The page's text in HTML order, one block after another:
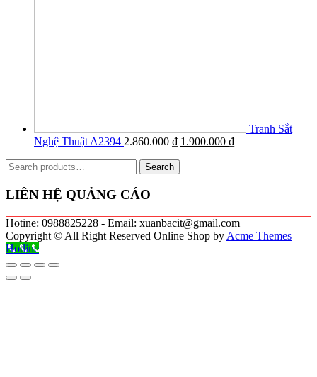
Tranh Sắt
Nghệ Thuật A2394 2.860.000₫ 1.900.000 ₫
Search
for:
Search
LIÊN HỆ QUẢNG CÁO
Hotine: 0988825228 - Email: xuanbacit@gmail.com
Copyright © All Right Reserved Online Shop by Acme Themes
Hotline